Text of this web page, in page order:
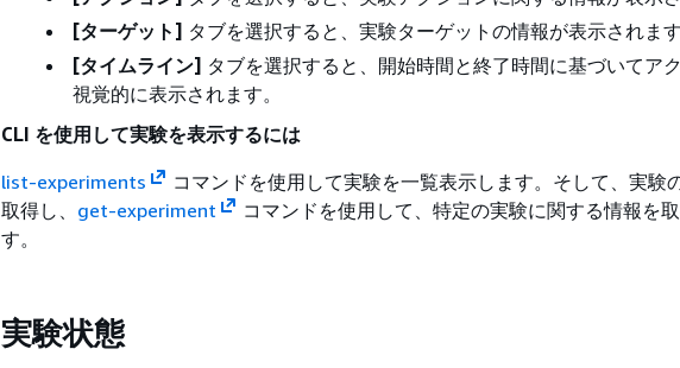
[ターゲット] タブを選択すると、実験ターゲットの情報が表示されます
[タイムライン] タブを選択すると、開始時間と終了時間に基づいてア
視覚的に表示されます。
CLI を使用して実験を表示するには
list-experiments
コマンドを使用して実験を一覧表示します。そして、実験
取得し、 get-experiment
コマンドを使用して、特定の実験に関する情報を
す。
実験状態